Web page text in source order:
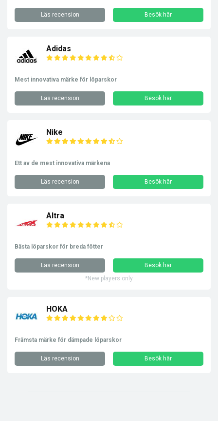
Läs recension Besök här
Adidas
Mest innovativa märke för löparskor
Läs recension Besök här
Nike
Ett av de mest innovativa märkena
Läs recension Besök här
Altra
Bästa löparskor för breda fötter
Läs recension
Besök här
*New players only
HOKA
Främsta märke för dämpade löparskor
Läs recension Besök här